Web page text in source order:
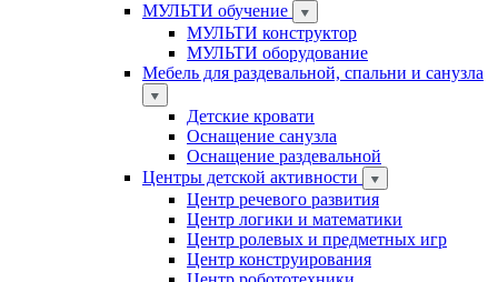
МУЛЬТИ обучение
МУЛЬТИ конструктор
МУЛЬТИ оборудование
Мебель для раздевальной, спальни и санузла
Детские кровати
Оснащение санузла
Оснащение раздевальной
Центры детской активности
Центр речевого развития
Центр логики и математики
Центр ролевых и предметных игр
Центр конструирования